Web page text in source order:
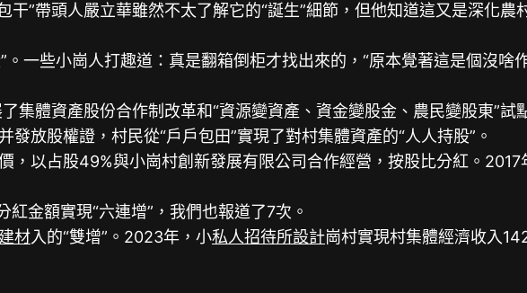
帶頭人嚴立華雖然不太了解它的“誕生”細節，但他知道這又是深化農
些小崗人打趣道：真是翻箱倒柜才找出來的，“原本覺著這是個沒啥
體資產股份合作制改革和“資源變資產、資金變股金、農民變股東”試
放股權證，村民從“戶戶包田”實現了對村集體資產的“人人持股”。
以占股49%與小崗村創新發展有限公司合作經營，按股比分紅。2017
金額實現“六連增”，我們也報道了7次。
材入的“雙增”。2023年，小私人招待所設計崗村實現村集體經濟收入